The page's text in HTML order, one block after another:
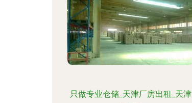
只做专业仓储_天津厂房出租_天津